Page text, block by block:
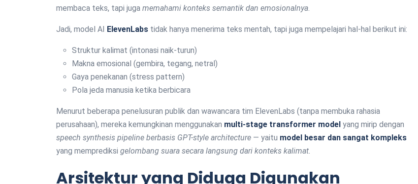
membaca teks, tapi juga memahami konteks semantik dan emosionalnya
Jadi, model AI ElevenLabs tidak hanya menerima teks mentah, tapi juga mempelajari hal-hal berikut ini:
Struktur kalimat (intonasi naik-turun)
Makna emosional (gembira, tegang, netral)
Gaya penekanan (stress pattern)
Pola jeda manusia ketika berbicara
Menurut beberapa penelusuran publik dan wawancara tim ElevenLabs (tanpa membuka rahasia
perusahaan), mereka kemungkinan menggunakan multi-stage transformer model yang mirip dengan
speech synthesis pipeline berbasis GPT-style architecture — yaitu model besar dan sangat kompleks
yang memprediksi gelombang suara secara langsung dari konteks kalimat.
Arsitektur yang Diduga Digunakan